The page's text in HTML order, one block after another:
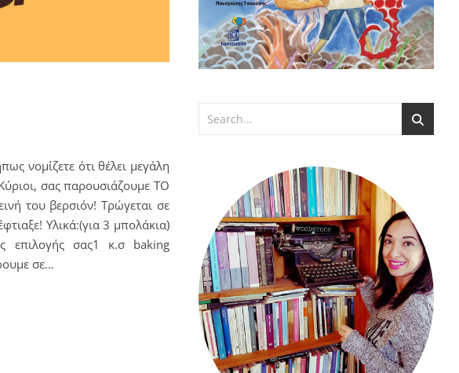
νομίζετε ότι θέλει μεγάλη
σας παρουσιάζουμε ΤΟ
του βερσιόν! Τρώγεται σε
Υλικά:(για 3 μπολάκια)
επιλογής σας1 κ.σ baking
σε…